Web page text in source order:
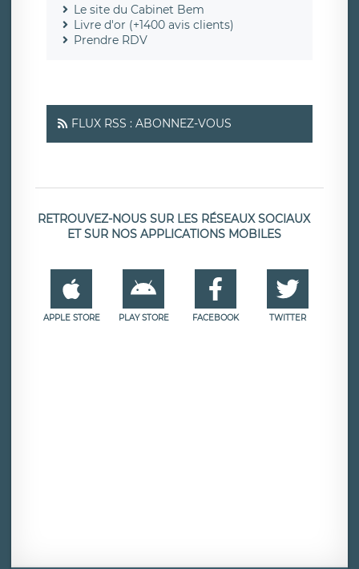
Le site du Cabinet Bem
Livre d'or (+1400 avis clients)
Prendre RDV
FLUX RSS : ABONNEZ-VOUS
RETROUVEZ-NOUS SUR LES RÉSEAUX SOCIAUX
ET SUR NOS APPLICATIONS MOBILES
APPLE STORE PLAY STORE FACEBOOK TWITTER